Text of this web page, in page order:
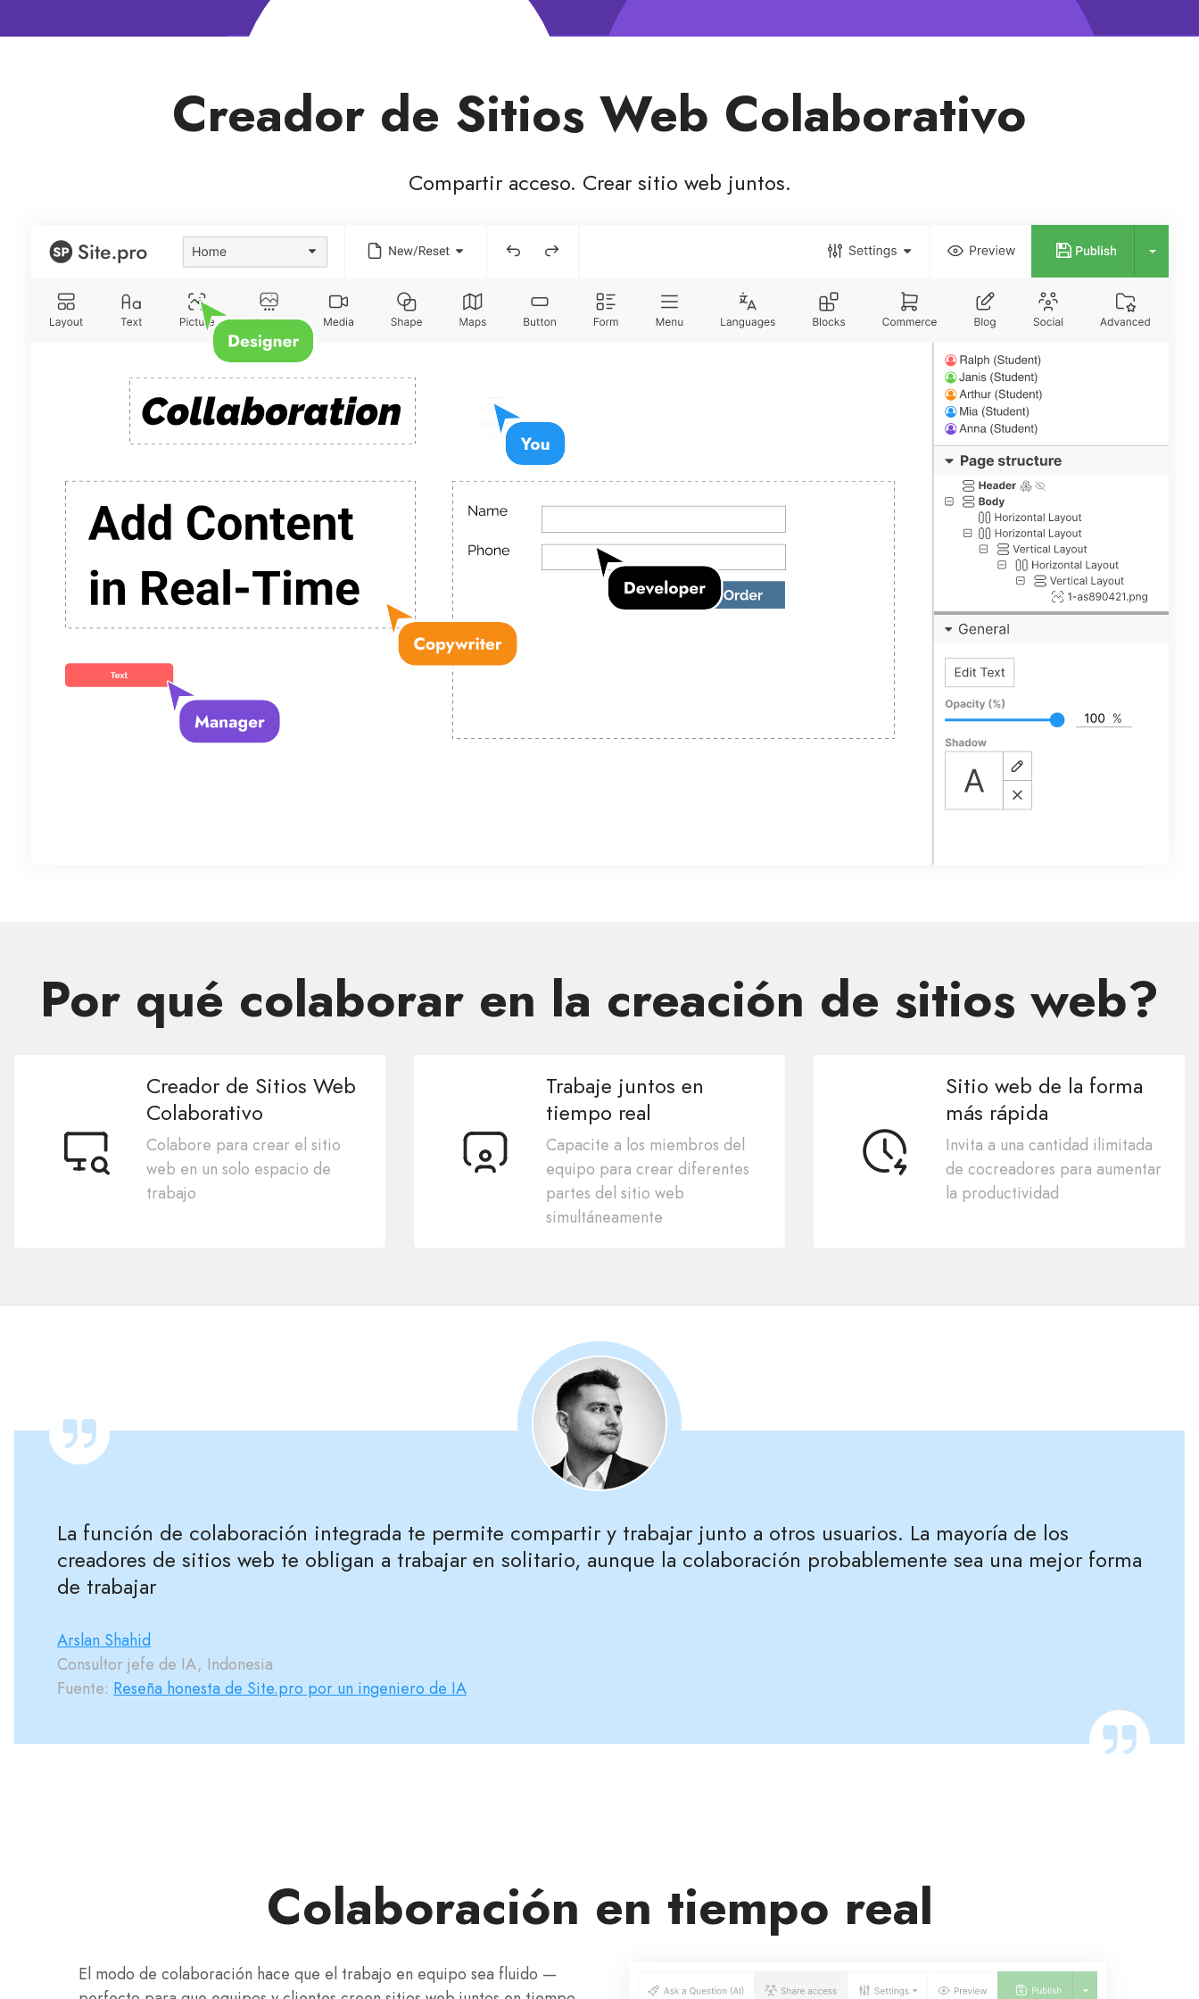
Creador de Sitios Web Colaborativo
Compartir acceso. Crear sitio web juntos.
Por qué colaborar en la creación de sitios web?
Creador de Sitios Web
Colaborativo
Colabore para crear el sitio
web en un solo espacio de
trabajo
Trabaje juntos en
tiempo real
Capacite a los miembros del
equipo para crear diferentes
partes del sitio web
simultáneamente
Sitio web de la forma
más rápida
Invita a una cantidad ilimitada
de cocreadores para aumentar
la productividad
La función de colaboración integrada te permite compartir y trabajar junto a otros usuarios. La mayoría de los
creadores de sitios web te obligan a trabajar en solitario, aunque la colaboración probablemente sea una mejor forma
de trabajar
Arslan Shahid
Consultor jefe de IA, Indonesia
Fuente: Reseña honesta de Site.pro por un ingeniero de IA
Colaboración en tiempo real
El modo de colaboración hace que el trabajo en equipo sea fluido —